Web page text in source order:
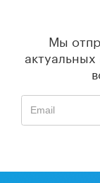
Мы